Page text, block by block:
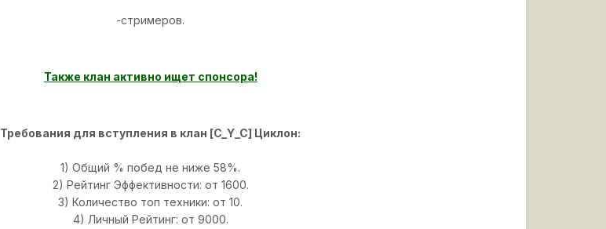
-стримеров.
Также клан активно ищет спонсора!
Требования для вступления в клан [C_Y_C] Циклон:
1) Общий % побед не ниже 58%.
2) Рейтинг Эффективности: от 1600.
3) Количество топ техники: от 10.
4) Личный Рейтинг: от 9000.